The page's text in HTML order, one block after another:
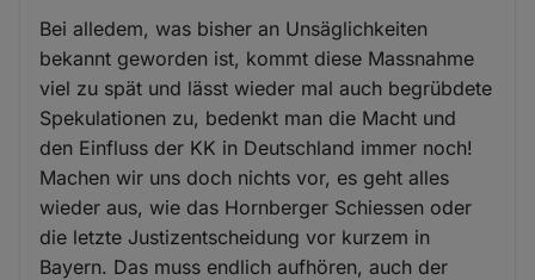
Bei alledem, was bisher an Unsäglichkeiten
bekannt geworden ist, kommt diese Massnahme
viel zu spät und lässt wieder mal auch begrübdete
Spekulationen zu, bedenkt man die Macht und
den Einfluss der KK in Deutschland immer noch!
Machen wir uns doch nichts vor, es geht alles
wieder aus, wie das Hornberger Schiessen oder
die letzte Justizentscheidung vor kurzem in
Bayern. Das muss endlich aufhören, auch der